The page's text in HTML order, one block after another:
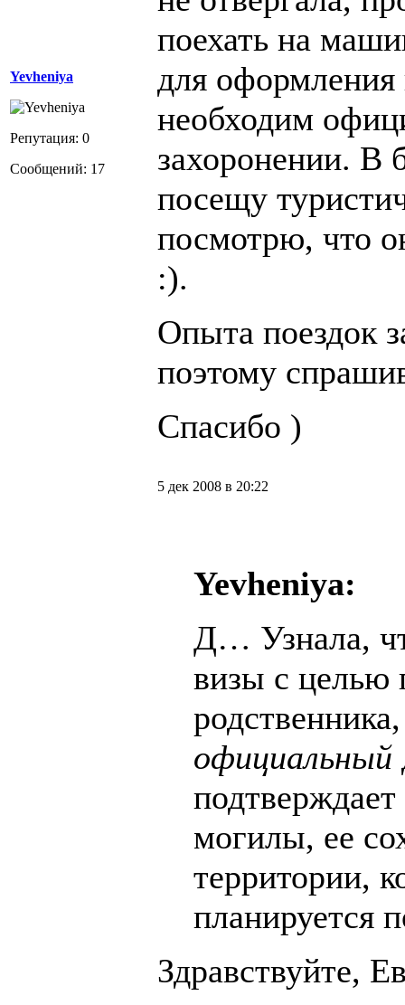
Yevheniya
Репутация: 0
Сообщений: 17
поехать на
для
необходим
захоронении. В
посещу
посмотрю, что
:).
Опыта поездок
поэтому
Спасибо )
5 дек 2008 в 20:22
Yevheniya:
Д… Узнала,
визы с целью
официальный
могилы, ее
территории,
планируется
Здравствуйте,